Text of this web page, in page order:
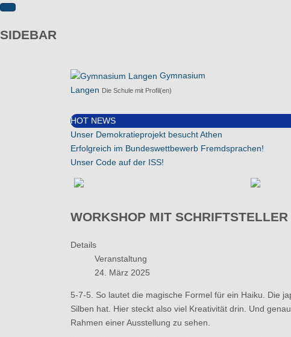
SIDEBAR
Gymnasium
Langen Die Schule mit Profil(en)
HOT NEWS
Unser Demokratieprojekt besucht Athen
Erfolgreich im Bundeswettbewerb Fremdsprachen!
Unser Code auf der ISS!
WORKSHOP MIT
Details
Veranstaltung
24. März 2025
5-7-5. So lautet die magische Formel für ein Haiku. Die
Silben hat. Hier steckt also viel Kreativität drin. Und
Rahmen einer Ausstellung zu sehen.